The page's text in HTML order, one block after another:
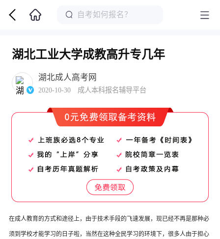
湖北工业大学成教高升专几年
湖北成人高考网
2020-10-30 成人本科报名辅导平台
在成人教育的方式和途径上，由于技术手段的飞速发展，现已经不再是那种必
须到学校才能学习的日子啦，当然在这种全民学习的环境下，很多人由于担心